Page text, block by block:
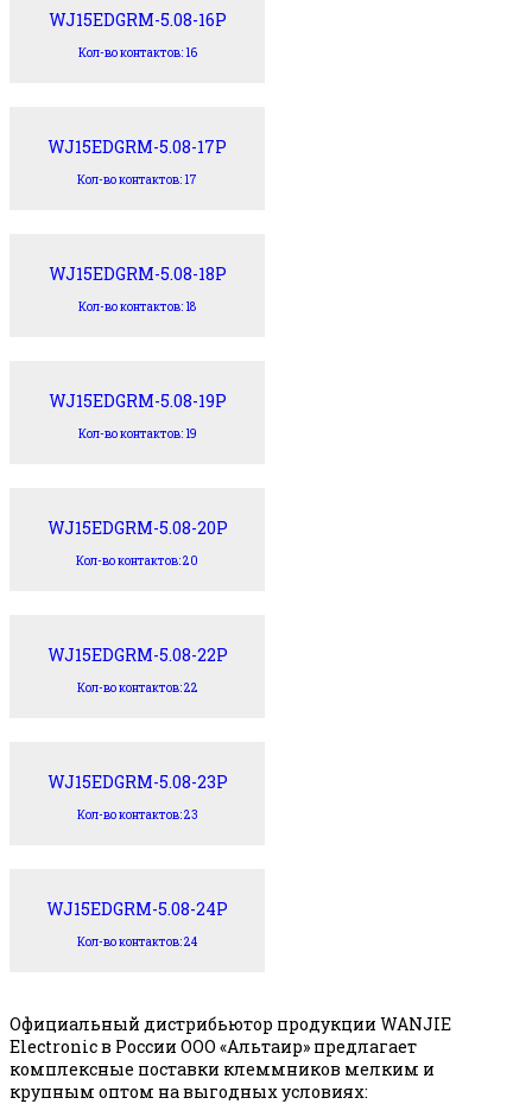
WJ15EDGRM-5.08-16P
Кол-во контактов: 16
WJ15EDGRM-5.08-17P
Кол-во контактов: 17
WJ15EDGRM-5.08-18P
Кол-во контактов: 18
WJ15EDGRM-5.08-19P
Кол-во контактов: 19
WJ15EDGRM-5.08-20P
Кол-во контактов: 20
WJ15EDGRM-5.08-22P
Кол-во контактов: 22
WJ15EDGRM-5.08-23P
Кол-во контактов: 23
WJ15EDGRM-5.08-24P
Кол-во контактов: 24
Официальный дистрибьютор продукции WANJIE
Electronic в России ООО «Альтаир» предлагает
комплексные поставки клеммников мелким и
крупным оптом на выгодных условиях: